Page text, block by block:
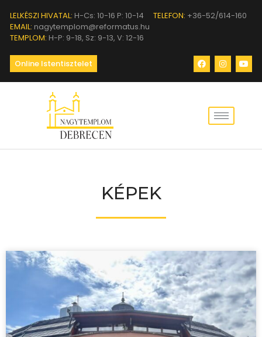
LELKÉSZI HIVATAL: H-Cs: 10-16 P: 10-14 TELEFON: +36-52/614-160
EMAIL: nagytemplom@reformatus.hu
TEMPLOM: H-P: 9-18, Sz: 9-13, V: 12-16
Online Istentisztelet
KÉPEK